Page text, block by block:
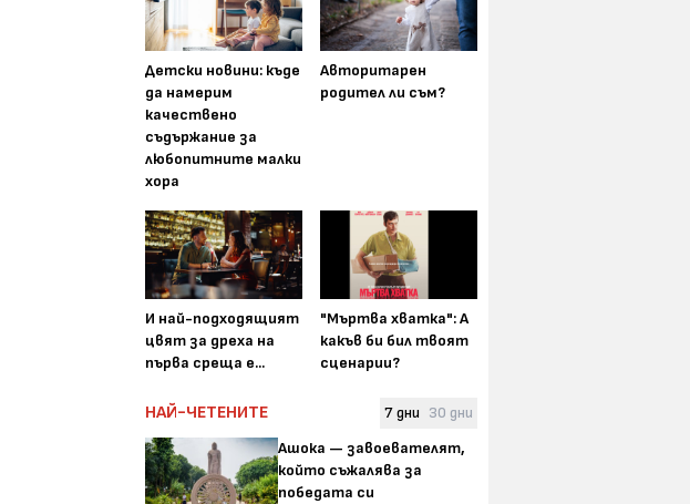
Детски новини: къде
да намерим
качествено
съдържание за
любопитните малки
хора
Авторитарен
родител ли съм?
И най-подходящият
цвят за дреха на
първа среща е...
"Мъртва хватка": А
какъв би бил твоят
сценарии?
НАЙ-ЧЕТЕНИТЕ 7 дни 30 дни
Ашока — завоевателят,
който съжалява за
победата си